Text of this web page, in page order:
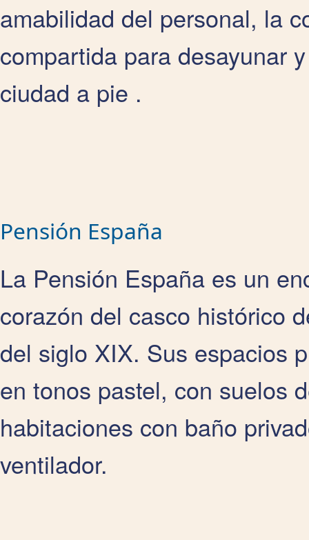
amabilidad del personal, la
compartida para desayunar
ciudad a pie .
Pensión España
La Pensión España es un
corazón del casco histórico
del siglo XIX. Sus espacios
en tonos pastel, con suelos
habitaciones con baño
ventilador.